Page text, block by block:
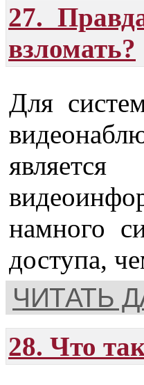
27.
взломать?
Для
намного
доступа,
ЧИТАТЬ
28. Что